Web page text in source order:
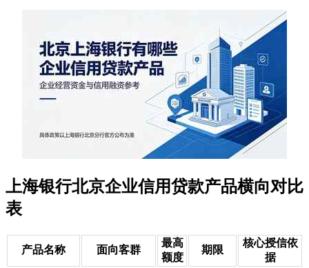
上海银行北京企业信用贷款产品横向对比
表
产品名称 面向客群
最高
额度
期限
核心授信依
据